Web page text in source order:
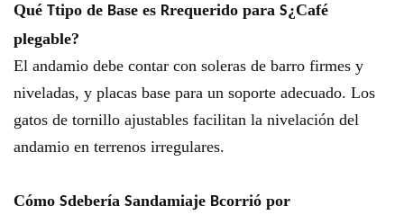
Qué Ttipo de Base es Rrequerido para S¿Café
plegable?
El andamio debe contar con soleras de barro firmes y
niveladas, y placas base para un soporte adecuado. Los
gatos de tornillo ajustables facilitan la nivelación del
andamio en terrenos irregulares.
Cómo Sdebería Sandamiaje Bcorrió por